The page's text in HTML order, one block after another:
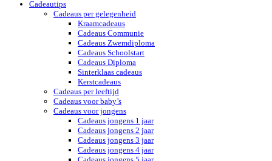
Cadeautips
Cadeaus per gelegenheid
Kraamcadeaus
Cadeaus Communie
Cadeaus Zwemdiploma
Cadeaus Schoolstart
Cadeaus Diploma
Sinterklaas cadeaus
Kerstcadeaus
Cadeaus per leeftijd
Cadeaus voor baby’s
Cadeaus voor jongens
Cadeaus jongens 1 jaar
Cadeaus jongens 2 jaar
Cadeaus jongens 3 jaar
Cadeaus jongens 4 jaar